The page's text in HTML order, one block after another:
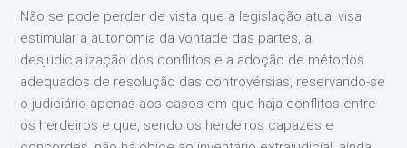
Não se pode perder de vista que a legislação atual visa
estimular a autonomia da vontade das partes, a
desjudicialização dos conflitos e a adoção de métodos
adequados de resolução das controvérsias, reservando-se
o judiciário apenas aos casos em que haja conflitos entre
os herdeiros e que, sendo os herdeiros capazes e